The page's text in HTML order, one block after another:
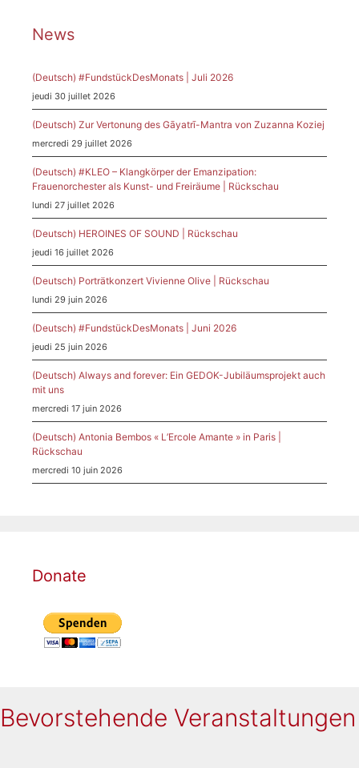
News
(Deutsch) #FundstückDesMonats | Juli 2026
jeudi 30 juillet 2026
(Deutsch) Zur Vertonung des Gāyatrī-Mantra von Zuzanna Koziej
mercredi 29 juillet 2026
(Deutsch) #KLEO – Klangkörper der Emanzipation:
Frauenorchester als Kunst- und Freiräume | Rückschau
lundi 27 juillet 2026
(Deutsch) HEROINES OF SOUND | Rückschau
jeudi 16 juillet 2026
(Deutsch) Porträtkonzert Vivienne Olive | Rückschau
lundi 29 juin 2026
(Deutsch) #FundstückDesMonats | Juni 2026
jeudi 25 juin 2026
(Deutsch) Always and forever: Ein GEDOK-Jubiläumsprojekt auch
mit uns
mercredi 17 juin 2026
(Deutsch) Antonia Bembos « L’Ercole Amante » in Paris |
Rückschau
mercredi 10 juin 2026
Donate
Bevorstehende Veranstaltungen